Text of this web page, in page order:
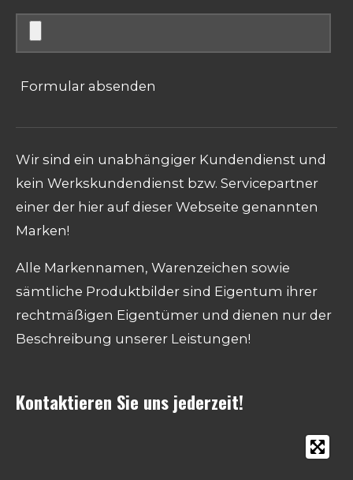
Formular absenden
Wir sind ein unabhängiger Kundendienst und
kein Werkskundendienst bzw. Servicepartner
einer der hier auf dieser Webseite genannten
Marken!
Alle Markennamen, Warenzeichen sowie
sämtliche Produktbilder sind Eigentum ihrer
rechtmäßigen Eigentümer und dienen nur der
Beschreibung unserer Leistungen!
Kontaktieren Sie uns jederzeit!